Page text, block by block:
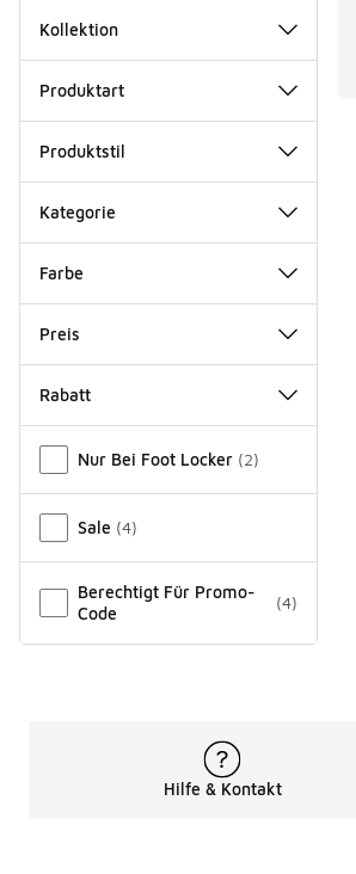
Kollektion
Produktart
Produktstil
Kategorie
Farbe
Preis
Rabatt
Nur Bei Foot Locker (2)
Sale (4)
Berechtigt Für Promo-
Code
(4)
Hilfe & Kontakt